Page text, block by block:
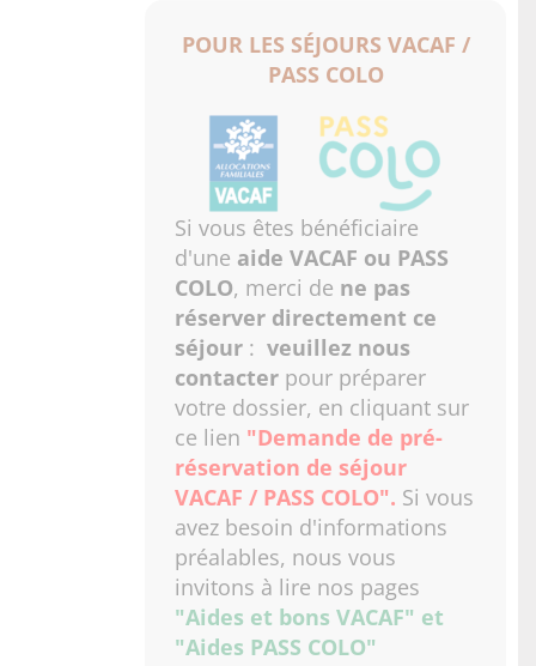
POUR LES SÉJOURS VACAF /
PASS COLO
Si vous êtes bénéficiaire
d'une aide VACAF ou PASS
COLO, merci de ne pas
réserver directement ce
séjour :veuillez nous
contacter pour préparer
votre dossier, en cliquant sur
ce lien "Demande de pré-
réservation de séjour
VACAF / PASS COLO". Si vous
avez besoin d'informations
préalables, nous vous
invitons à lire nos pages
"Aides et bons VACAF" et
"Aides PASS COLO"